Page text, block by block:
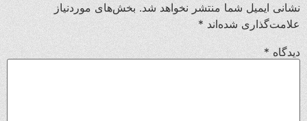
نشانی ایمیل شما منتشر نخواهد شد. بخش‌های موردنیاز
علامت‌گذاری شده‌اند *
دیدگاه*